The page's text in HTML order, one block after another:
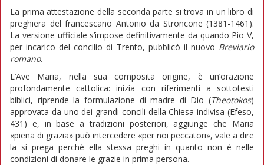
La prima attestazione della seconda parte si trova in un libro di
preghiera del francescano Antonio da Stroncone (1381-1461).
La versione ufficiale s’impose definitivamente da quando Pio V,
per incarico del concilio di Trento, pubblicò il nuovo Breviario
romano.
L’Ave Maria, nella sua composita origine, è un’orazione
profondamente cattolica: inizia con riferimenti a sottotesti
biblici, riprende la formulazione di madre di Dio (Theotokos)
approvata da uno dei grandi concili della Chiesa indivisa (Efeso,
431) e, in base a tradizioni posteriori, aggiunge che Maria
«piena di grazia» può intercedere «per noi peccatori», vale a dire
la si prega perché ella stessa preghi in quanto non è nelle
condizioni di donare le grazie in prima persona.